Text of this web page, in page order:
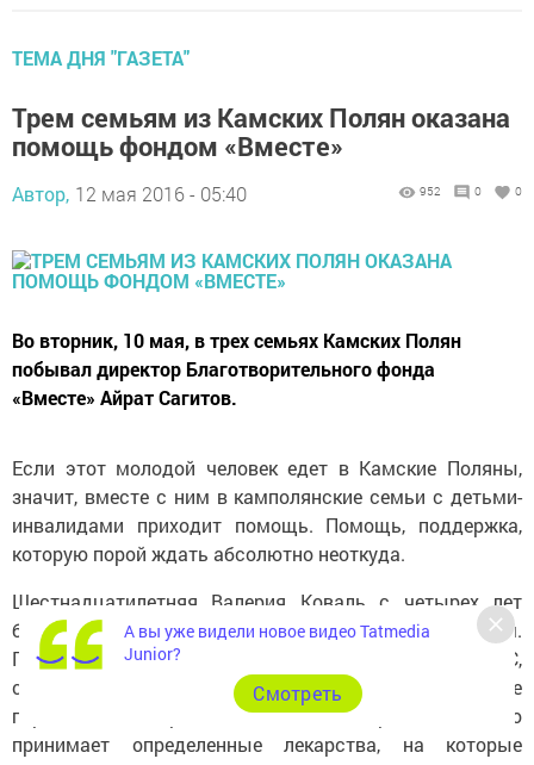
ТЕМА ДНЯ "ГАЗЕТА"
Трем семьям из Камских Полян оказана
помощь фондом «Вместе»
Автор, 12 мая 2016 - 05:40 952 0 0
Во вторник, 10 мая, в трех семьях Камских Полян
побывал директор Благотворительного фонда
«Вместе» Айрат Сагитов.
Если этот молодой человек едет в Камские Поляны,
значит, вместе с ним в камполянские семьи с детьми-
инвалидами приходит помощь. Помощь, поддержка,
которую порой ждать абсолютно неоткуда.
Шестнадцатилетняя Валерия Коваль с четырех лет
болеет ювенильным ревматоидным артритом.
Причиной заболевания стала прививка АКДС,
сделанная в детском саду сразу же после
перенесенного гриппа. Сегодня Валерия постоянно
принимает определенные лекарства, на которые
А вы уже видели новое видео Tatmedia
Junior?
Cмотреть